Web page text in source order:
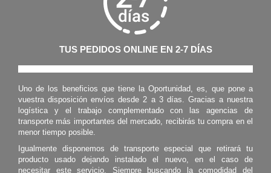
TUS PEDIDOS ONLINE EN 2-7 DÍAS
Uno de los beneficios que tiene la Oportunidad, es, que pone a
vuestra disposición envíos desde 2 a 3 días. Gracias a nuestra
logística y el trabajo complementado con las agencias de
transporte más importantes del mercado, recibirás tu compra en el
menor tiempo posible.
Igualmente disponemos de transporte especial que retirará tu
producto usado dejando instalado el nuevo, en el caso de
necesitar este servicio. Siempre buscando la comodidad del